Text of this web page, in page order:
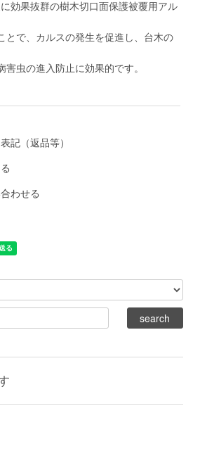
効果抜群の樹木切口面保護被覆用アル
とで、カルスの発生を促進し、台木の
害虫の進入防止に効果的です。
記（返品等）
わせる